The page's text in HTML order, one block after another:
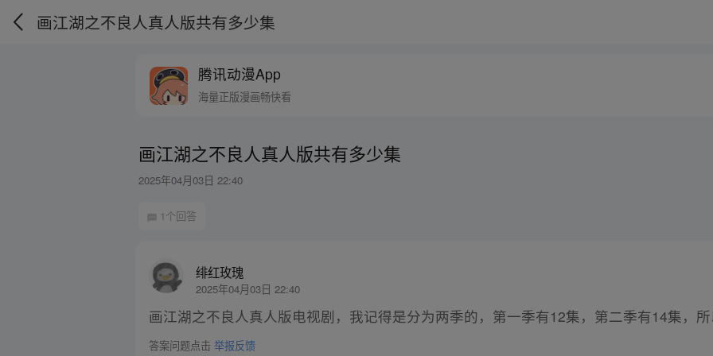
画江湖之不良人真人版共有多少集
腾讯动漫App
海量正版漫画畅快看
画江湖之不良人真人版共有多少集
2025年04月03日 22:40
1个回答
绯红玫瑰
2025年04月03日 22:40
画江湖之不良人真人版电视剧，我记得是分为两季的，第一季有12集，第二季有14集，
答案问题点击举报反馈